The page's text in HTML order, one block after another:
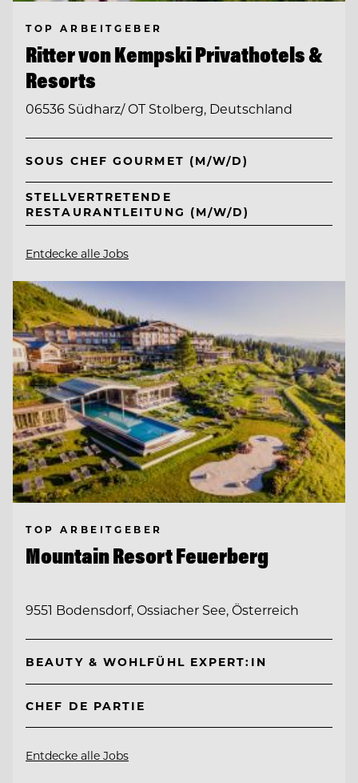
TOP ARBEITGEBER
Ritter von Kempski Privathotels &
Resorts
06536 Südharz/ OT Stolberg, Deutschland
SOUS CHEF GOURMET (M/W/D)
STELLVERTRETENDE
RESTAURANTLEITUNG (M/W/D)
Entdecke alle Jobs
TOP ARBEITGEBER
Mountain Resort Feuerberg
9551 Bodensdorf, Ossiacher See, Österreich
BEAUTY & WOHLFÜHL EXPERT:IN
CHEF DE PARTIE
Entdecke alle Jobs